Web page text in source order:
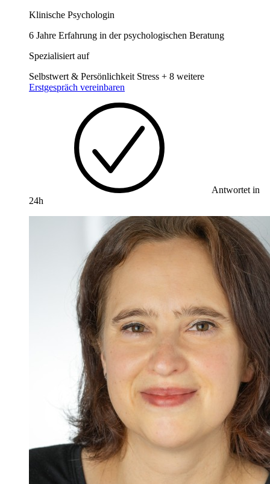
Klinische Psychologin
6 Jahre Erfahrung in der psychologischen Beratung
Spezialisiert auf
Selbstwert & Persönlichkeit Stress + 8 weitere
Erstgespräch vereinbaren
Antwortet in
24h